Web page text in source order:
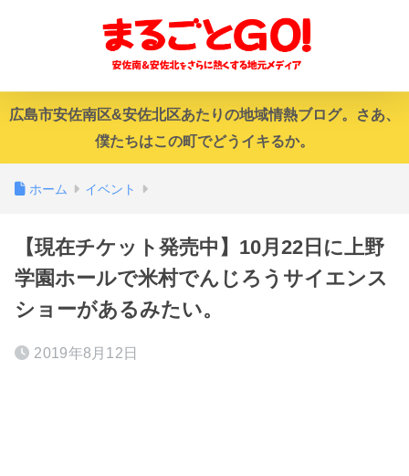
広島市安佐南区&安佐北区あたりの地域情熱ブログ。さあ、
僕たちはこの町でどうイキるか。
ホーム イベント
【現在チケット発売中】10月22日に上野
学園ホールで米村でんじろうサイエンス
ショーがあるみたい。
2019年8月12日